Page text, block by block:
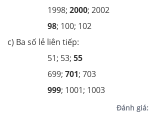
1998; 2000; 2002
98; 100; 102
c) Ba số lẻ liên tiếp:
51; 53; 55
699; 701; 703
999; 1001; 1003
Đánh giá: